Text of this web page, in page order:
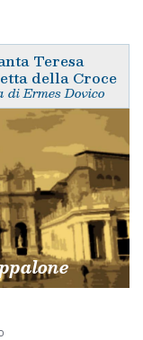
Teresa
della Croce
di Ermes Dovico